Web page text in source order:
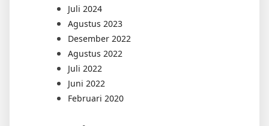
Juli 2024
Agustus 2023
Desember 2022
Agustus 2022
Juli 2022
Juni 2022
Februari 2020